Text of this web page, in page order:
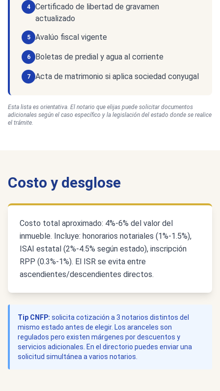
4
Certificado de libertad de gravamen
actualizado
5 Avalúo fiscal vigente
6 Boletas de predial y agua al corriente
7 Acta de matrimonio si aplica sociedad conyugal
Esta lista es orientativa. El notario que elijas puede solicitar documentos
adicionales según el caso específico y la legislación del estado donde se realice
el trámite.
Costo y desglose
Costo total aproximado: 4%-6% del valor del
inmueble. Incluye: honorarios notariales (1%-1.5%),
ISAI estatal (2%-4.5% según estado), inscripción
RPP (0.3%-1%). El ISR se evita entre
ascendientes/descendientes directos.
Tip CNFP: solicita cotización a 3 notarios distintos del
mismo estado antes de elegir. Los aranceles son
regulados pero existen márgenes por descuentos y
servicios adicionales. En el directorio puedes enviar una
solicitud simultánea a varios notarios.